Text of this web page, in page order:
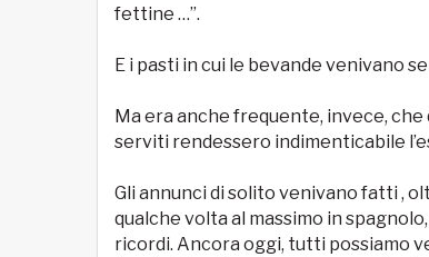
fettine …”.
E i pasti in cui le bevande venivano
Ma era anche frequente, invece,
serviti rendessero indimenticabile
Gli annunci di solito venivano fatti ,
qualche volta al massimo in
ricordi. Ancora oggi, tutti possiamo